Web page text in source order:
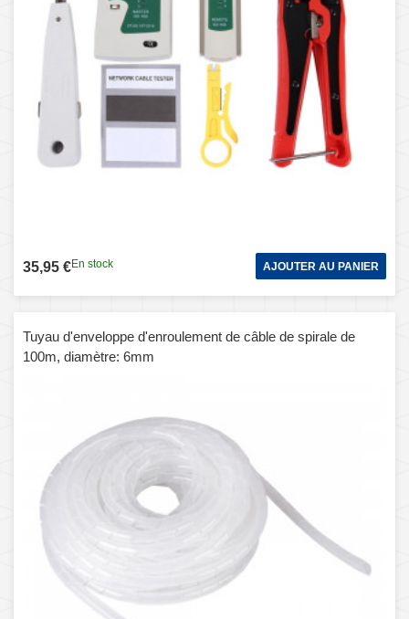
35,95 €En stock AJOUTER AU PANIER
Tuyau d'enveloppe d'enroulement de câble de spirale de
100m, diamètre: 6mm